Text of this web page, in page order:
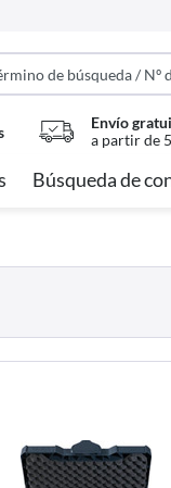
Envío
a partir de
Búsqueda de